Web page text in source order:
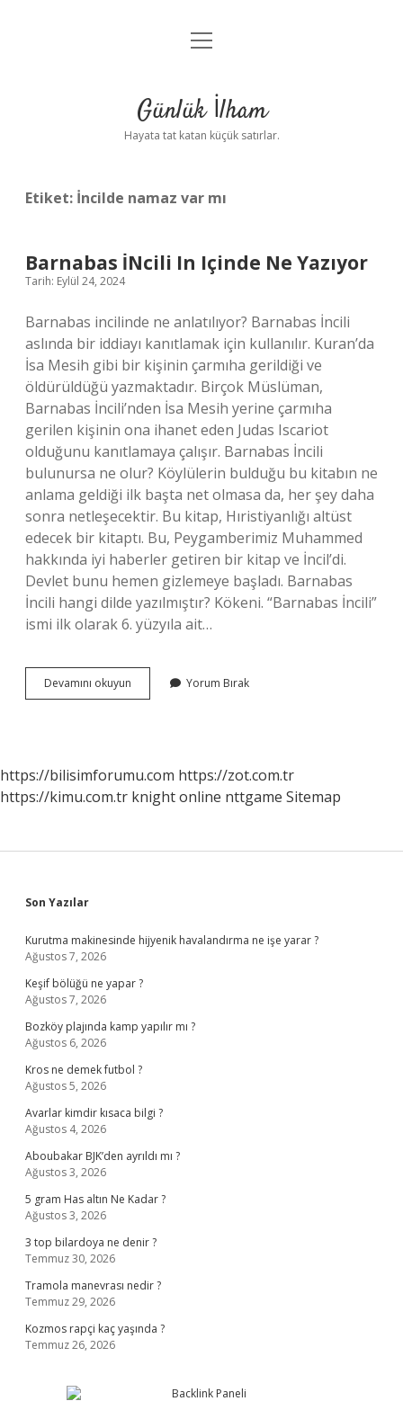
Anasayfa
Yasal Uyarı
menüyü
Günlük İlham
Hayata tat katan küçük satırlar.
Etiket: İncilde namaz var mı
Barnabas İNcili In Içinde Ne Yazıyor
Tarih: Eylül 24, 2024
Barnabas incilinde ne anlatılıyor? Barnabas İncili
aslında bir iddiayı kanıtlamak için kullanılır. Kuran’da
İsa Mesih gibi bir kişinin çarmıha gerildiği ve
öldürüldüğü yazmaktadır. Birçok Müslüman,
Barnabas İncili’nden İsa Mesih yerine çarmıha
gerilen kişinin ona ihanet eden Judas Iscariot
olduğunu kanıtlamaya çalışır. Barnabas İncili
bulunursa ne olur? Köylülerin bulduğu bu kitabın ne
anlama geldiği ilk başta net olmasa da, her şey daha
sonra netleşecektir. Bu kitap, Hıristiyanlığı altüst
edecek bir kitaptı. Bu, Peygamberimiz Muhammed
hakkında iyi haberler getiren bir kitap ve İncil’di.
Devlet bunu hemen gizlemeye başladı. Barnabas
İncili hangi dilde yazılmıştır? Kökeni. “Barnabas İncili”
ismi ilk olarak 6. yüzyıla ait…
Devamını okuyun Barnabas
İNcili
Yorum Bırak
https://bilisimforumu.com https://zot.com.tr
https://kimu.com.tr knight online nttgame Sitemap
Sidebar
Son Yazılar
Kurutma makinesinde hijyenik havalandırma ne işe yarar ?
Ağustos 7, 2026
Keşif bölüğü ne yapar ?
Ağustos 7, 2026
Bozköy plajında kamp yapılır mı ?
Ağustos 6, 2026
Kros ne demek futbol ?
Ağustos 5, 2026
Avarlar kimdir kısaca bilgi ?
Ağustos 4, 2026
Aboubakar BJK’den ayrıldı mı ?
Ağustos 3, 2026
5 gram Has altın Ne Kadar ?
Ağustos 3, 2026
3 top bilardoya ne denir ?
Temmuz 30, 2026
Tramola manevrası nedir ?
Temmuz 29, 2026
Kozmos rapçi kaç yaşında ?
Temmuz 26, 2026